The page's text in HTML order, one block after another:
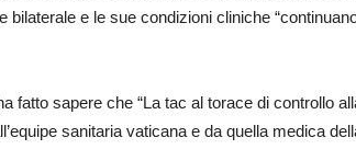
bilaterale e le sue condizioni cliniche
fatto sapere che “La tac al torace di controllo
sanitaria vaticana e da quella medica